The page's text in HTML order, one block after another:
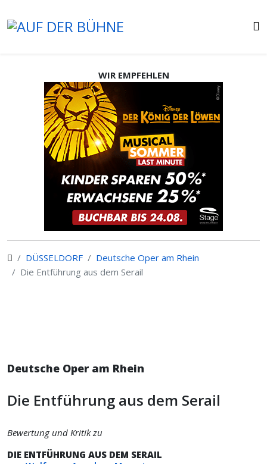
WIR EMPFEHLEN
DÜSSELDORF
Deutsche Oper am Rhein
Die Entführung aus dem Serail
Deutsche Oper am Rhein
Die Entführung aus dem Serail
Bewertung und Kritik zu
DIE ENTFÜHRUNG AUS DEM SERAIL